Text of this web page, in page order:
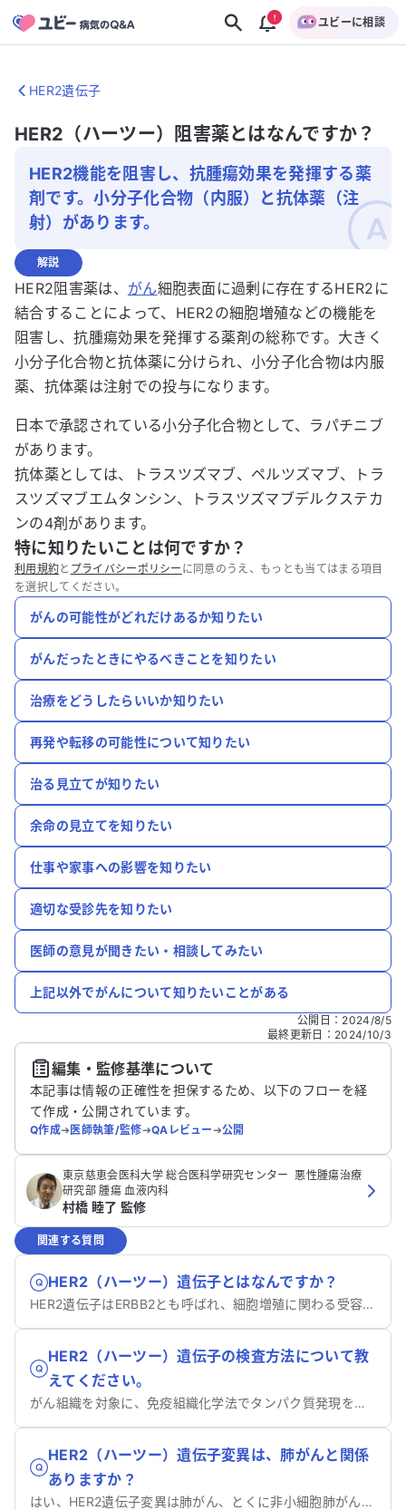
ユビーに相談
HER2遺伝子
HER2（ハーツー）阻害薬とはなんですか？
HER2機能を阻害し、抗腫瘍効果を発揮する薬
剤です。小分子化合物（内服）と抗体薬（注
射）があります。
解説
HER2阻害薬は、 がん細胞表面に過剰に存在するHER2に
結合することによって、HER2の細胞増殖などの機能を
阻害し、抗腫瘍効果を発揮する薬剤の総称です。大きく
小分子化合物と抗体薬に分けられ、小分子化合物は内服
薬、抗体薬は注射での投与になります。
日本で承認されている小分子化合物として、ラパチニブ
があります。
抗体薬としては、トラスツズマブ、ペルツズマブ、トラ
スツズマブエムタンシン、トラスツズマブデルクステカ
ンの4剤があります。
特に知りたいことは何ですか？
利用規約と プライバシーポリシー に同意のうえ、もっとも当てはまる項目
を選択してください。
がんの可能性がどれだけあるか知りたい
がんだったときにやるべきことを知りたい
治療をどうしたらいいか知りたい
再発や転移の可能性について知りたい
治る見立てが知りたい
余命の見立てを知りたい
仕事や家事への影響を知りたい
適切な受診先を知りたい
医師の意見が聞きたい・相談してみたい
上記以外でがんについて知りたいことがある
公開日 ： 2024/8/5
最終更新日 ： 2024/10/3
編集・監修基準について
本記事は情報の正確性を担保するため、以下のフローを経
て作成・公開されています。
Q作成➔医師執筆/監修➔QAレビュー➔公開
‪東京慈恵会医科大学 総合医科学研究センター ‬ 悪性腫瘍治療
研究部‬ 腫瘍 血液内科
村橋 睦了 監修
関連する質問
HER2（ハーツー）遺伝子とはなんですか？
HER2遺伝子はERBB2とも呼ばれ、細胞増殖に関わる受容体タンパク質を作る遺伝子です。
HER2（ハーツー）遺伝子の検査方法について教
えてください。
がん組織を対象に、免疫組織化学法でタンパク質発現を調べ、必要に応じて遺伝子増幅を確認します。
HER2（ハーツー）遺伝子変異は、肺がんと関係
ありますか？
はい、HER2遺伝子変異は肺がん、とくに非小細胞肺がんと関係があります。